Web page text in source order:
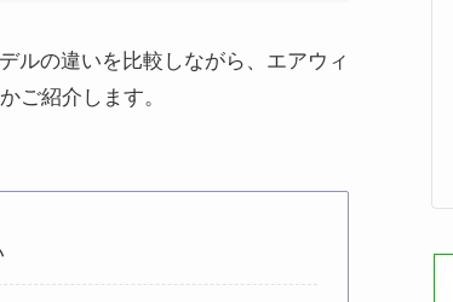
ルの違いを比較しながら、エアウィ
ご紹介します。